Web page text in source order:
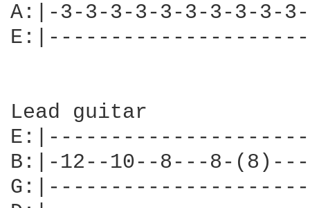
A:|-3-3-3-3-3-3-3-3-
Lead guitar
B:|-12--10--8---8-